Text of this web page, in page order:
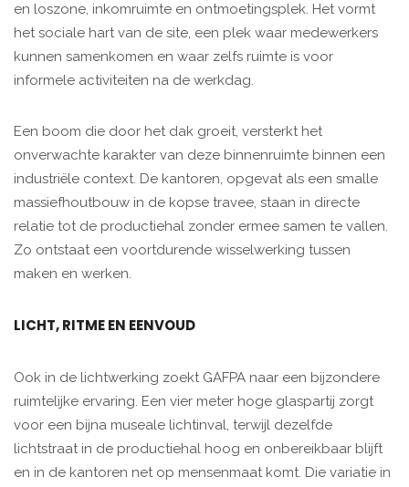
en loszone, inkomruimte en ontmoetingsplek. Het vormt
het sociale hart van de site, een plek waar medewerkers
kunnen samenkomen en waar zelfs ruimte is voor
informele activiteiten na de werkdag.
Een boom die door het dak groeit, versterkt het
onverwachte karakter van deze binnenruimte binnen een
industriële context. De kantoren, opgevat als een smalle
massiefhoutbouw in de kopse travee, staan in directe
relatie tot de productiehal zonder ermee samen te vallen.
Zo ontstaat een voortdurende wisselwerking tussen
maken en werken.
LICHT, RITME EN EENVOUD
Ook in de lichtwerking zoekt GAFPA naar een bijzondere
ruimtelijke ervaring. Een vier meter hoge glaspartij zorgt
voor een bijna museale lichtinval, terwijl dezelfde
lichtstraat in de productiehal hoog en onbereikbaar blijft
en in de kantoren net op mensenmaat komt. Die variatie in